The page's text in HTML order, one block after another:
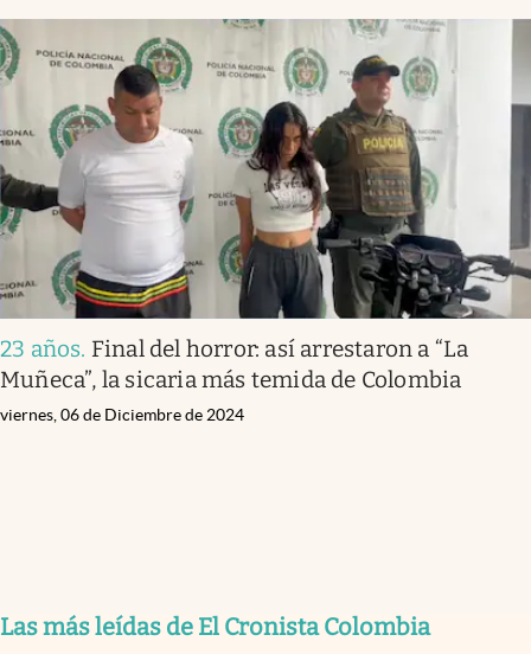
23 años. Final del horror: así arrestaron a “La
Muñeca”, la sicaria más temida de Colombia
viernes, 06 de Diciembre de 2024
Las más leídas de El Cronista Colombia